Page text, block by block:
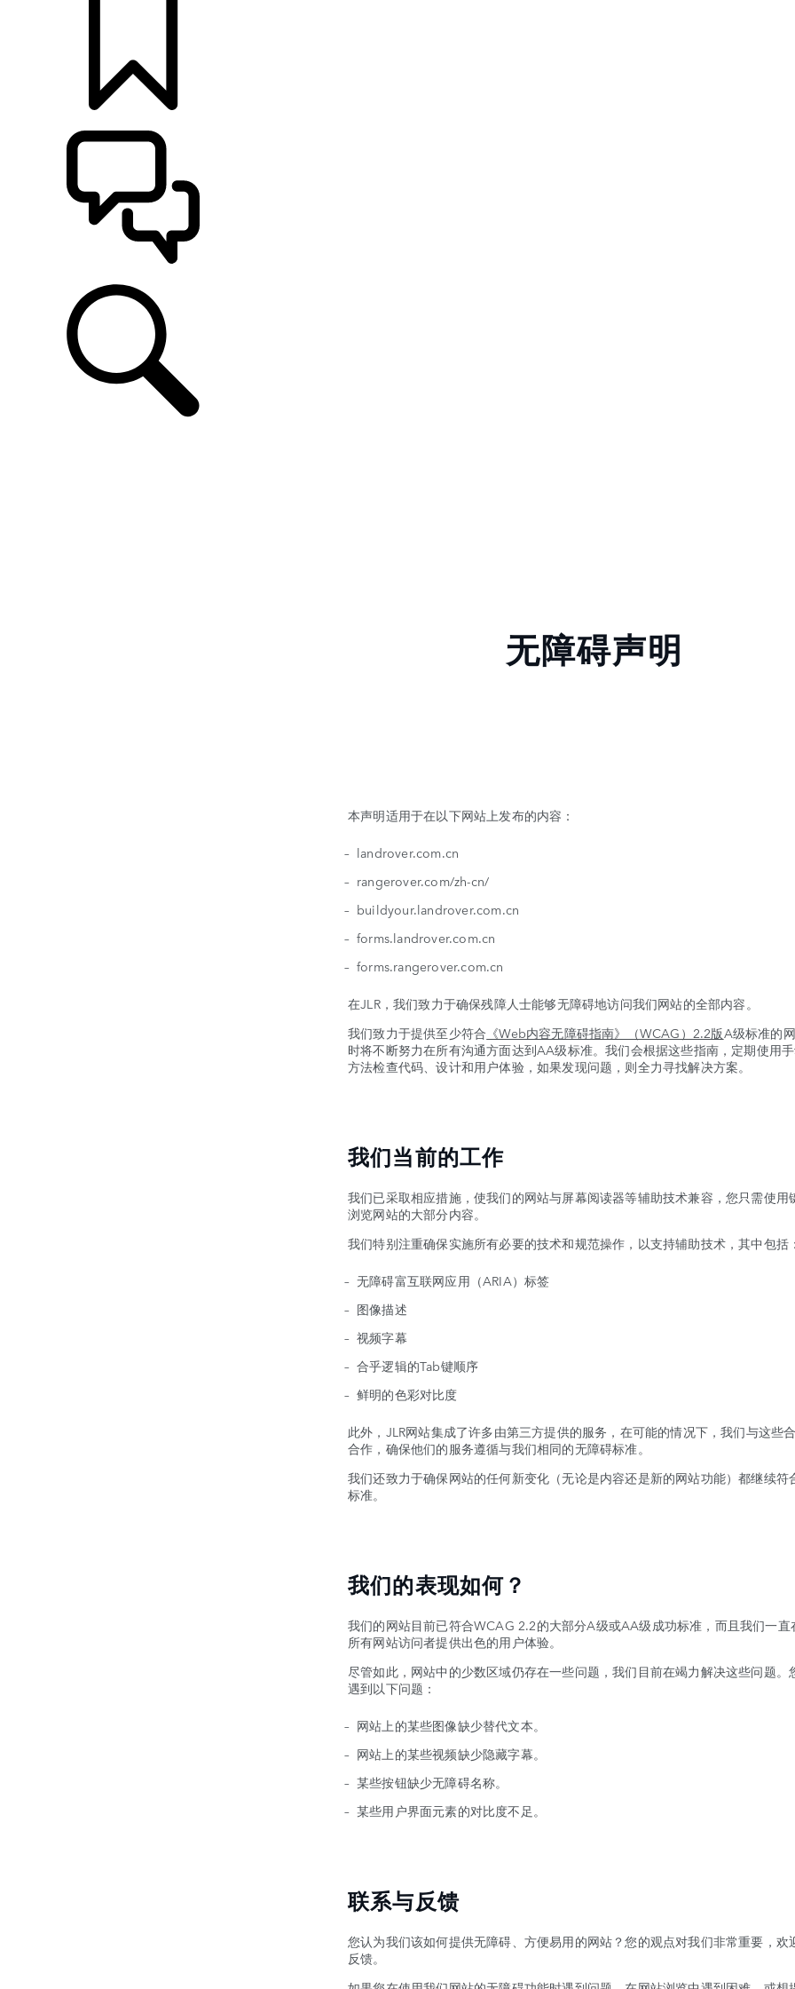
无障碍声明
本声明适用于在以下网站上发布的内容：
landrover.com.cn
rangerover.com/zh-cn/
buildyour.landrover.com.cn
forms.landrover.com.cn
forms.rangerover.com.cn
在JLR，我们致力于确保残障人士能够无障碍地访问我们网站的全部内容。
我们致力于提供至少符合 《Web内容无障碍指南》（WCAG）2.2版A级标准的
时将不断努力在所有沟通方面达到AA级标准。我们会根据这些指南，定期使用
方法检查代码、设计和用户体验，如果发现问题，则全力寻找解决方案。
我们当前的工作
我们已采取相应措施，使我们的网站与屏幕阅读器等辅助技术兼容，您只需使用
浏览网站的大部分内容。
我们特别注重确保实施所有必要的技术和规范操作，以支持辅助技术，其中包括：
无障碍富互联网应用（ARIA）标签
图像描述
视频字幕
合乎逻辑的Tab键顺序
鲜明的色彩对比度
此外，JLR网站集成了许多由第三方提供的服务，在可能的情况下，我们与这些
合作，确保他们的服务遵循与我们相同的无障碍标准。
我们还致力于确保网站的任何新变化（无论是内容还是新的网站功能）都继续符
标准。
我们的表现如何？
我们的网站目前已符合WCAG 2.2的大部分A级或AA级成功标准，而且我们一直
所有网站访问者提供出色的用户体验。
尽管如此，网站中的少数区域仍存在一些问题，我们目前在竭力解决这些问题。
遇到以下问题：
网站上的某些图像缺少替代文本。
网站上的某些视频缺少隐藏字幕。
某些按钮缺少无障碍名称。
某些用户界面元素的对比度不足。
联系与反馈
您认为我们该如何提供无障碍、方便易用的网站？您的观点对我们非常重要，欢
反馈。